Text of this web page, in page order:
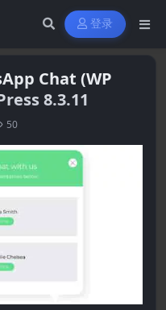
登录
Chat (WP
8.3.11
50